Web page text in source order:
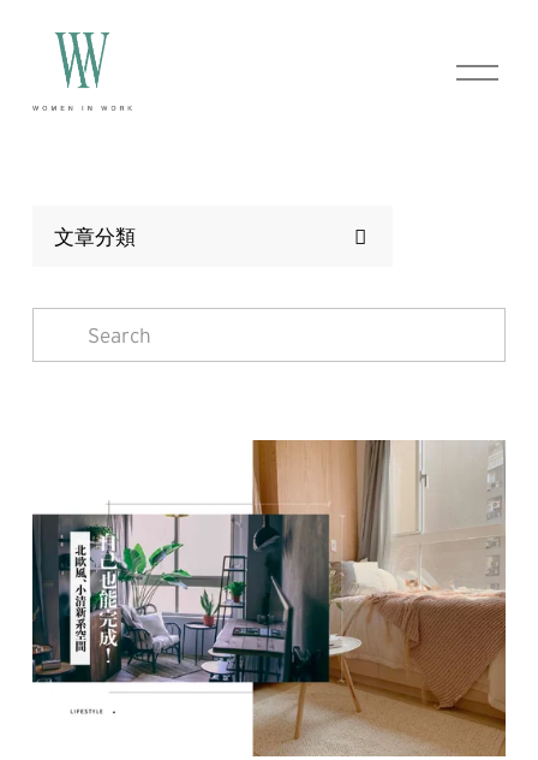
O
p
文章分類